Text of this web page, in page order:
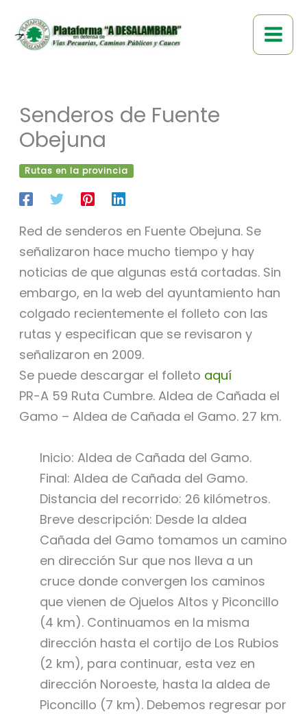
contenido
Senderos de Fuente
Obejuna
Rutas en la provincia
Red de senderos en Fuente Obejuna. Se
señalizaron hace mucho tiempo y hay
noticias de que algunas está cortadas. Sin
embargo, en la web del ayuntamiento han
colgado recientemente el folleto con las
rutas y especifican que se revisaron y
señalizaron en 2009.
Se puede descargar el folleto aquí
PR-A 59 Ruta Cumbre. Aldea de Cañada el
Gamo – Aldea de Cañada el Gamo. 27 km.
Inicio: Aldea de Cañada del Gamo.
Final: Aldea de Cañada del Gamo.
Distancia del recorrido: 26 kilómetros.
Breve descripción: Desde la aldea
Cañada del Gamo tomamos un camino
en dirección Sur que nos lleva a un
cruce donde convergen los caminos
que vienen de Ojuelos Altos y Piconcillo
(4 km). Continuamos en la misma
dirección hasta el cortijo de Los Rubios
(2 km), para continuar, esta vez en
dirección Noroeste, hasta la aldea de
Piconcillo (7 km). Debemos regresar por